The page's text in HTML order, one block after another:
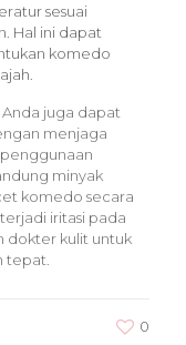
sesuai
Hal ini dapat
komedo
juga dapat
menjaga
minyak
komedo secara
iritasi pada
dokter kulit untuk
tepat.
0